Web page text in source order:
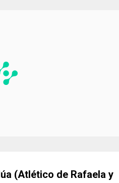
(Atlético de Rafaela y